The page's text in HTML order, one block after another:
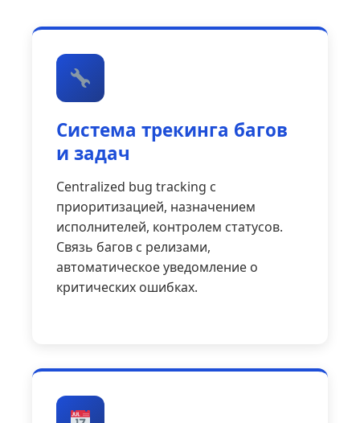
Система трекинга багов
и задач
Centralized bug tracking с
приоритизацией, назначением
исполнителей, контролем статусов.
Связь багов с релизами,
автоматическое уведомление о
критических ошибках.